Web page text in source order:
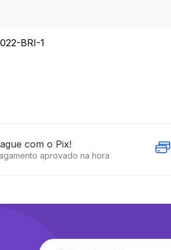
BRI-1
com o Pix!
aprovado na hora